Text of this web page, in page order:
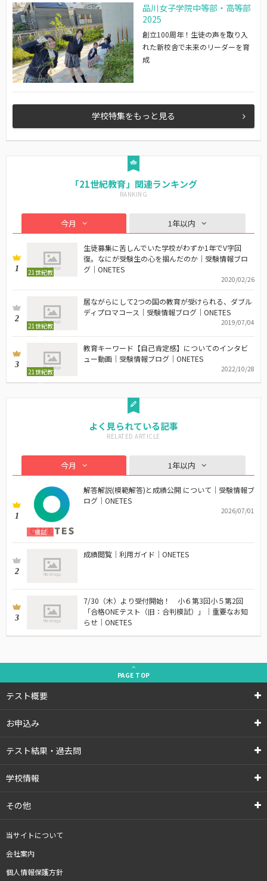
品川女子学院中等部・高等部
2025
創立100周年！生徒の声を取り入
れた新校舎で未来のリーダーを育
成
学校特集をもっと見る
「21世紀教育」関連ランキング
今月 1年以内
1
21世紀教
生徒募集に苦しんでいた学校がわずか1年でV字回
復。なにが受験生の心を掴んだのか｜受験情報ブロ
グ｜ONETES
2020/02/26
2
21世紀教
居ながらにして2つの国の教育が受けられる、ダブル
ディプロマコース｜受験情報ブログ｜ONETES
2019/07/04
3
21世紀教
育
教育キーワード【自己肯定感】についてのインタビ
ュー動画｜受験情報ブログ｜ONETES
2022/10/28
よく見られている記事
今月 1年以内
1
模試
解答解説(模範解答)と成績公開 について｜受験情報ブ
ログ｜ONETES
2026/07/01
2
成績閲覧｜利用ガイド｜ONETES
3
7/30（木）より受付開始！ 小６第3回小５第2回
「合格ONEテスト（旧：合判模試）」｜重要なお知
らせ｜ONETES
PAGE TOP
テスト概要
お申込み
テスト結果・過去問
学校情報
その他
当サイトについて
会社案内
個人情報保護方針